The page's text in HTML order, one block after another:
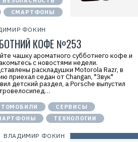
СМАРТФОНЫ
ФОКИН
КОФЕ №253
чашку ароматного субботнего кофе и
с новостями недели.
раскладушки Motorola Razr, в
приехал седан от Changan, "Звук"
детский раздел, а Porsche выпустил
СЕРВИСЫ
ТЕХНОЛОГИИ
ВЛАДИМИР ФОКИН